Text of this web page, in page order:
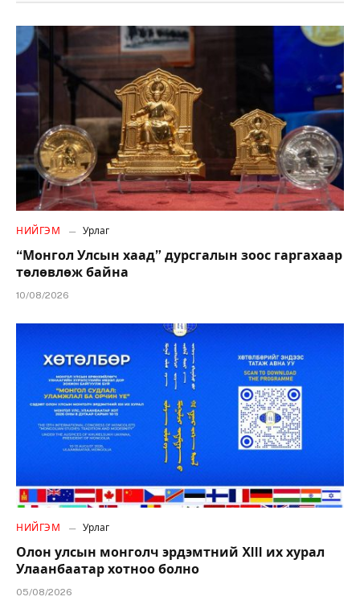
НИЙГЭМ Урлаг
“Монгол Улсын хаад” дурсгалын зоос гаргахаар
төлөвлөж байна
10/08/2026
НИЙГЭМ Урлаг
Олон улсын монголч эрдэмтний XIII их хурал
Улаанбаатар хотноо болно
05/08/2026